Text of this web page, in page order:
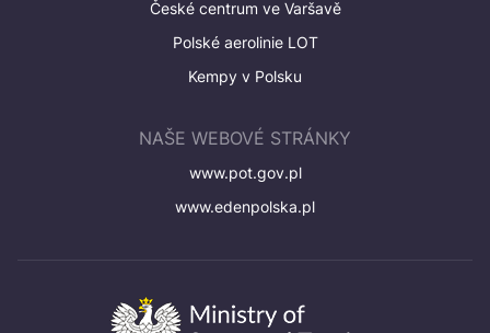
České centrum ve Varšavě
Polské aerolinie LOT
Kempy v Polsku
NAŠE WEBOVÉ STRÁNKY
www.pot.gov.pl
www.edenpolska.pl